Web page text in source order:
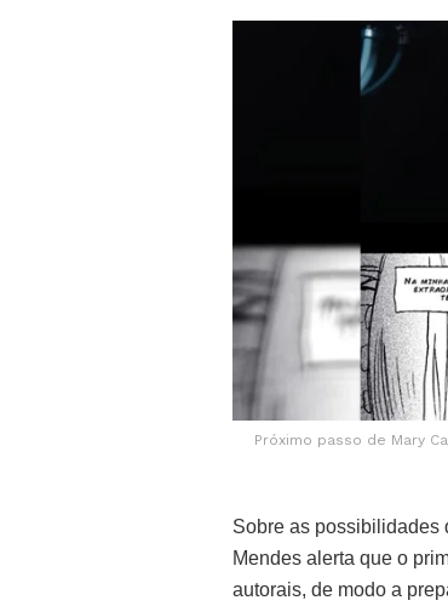
Próximo passo de Mary
Sobre as possibilidades
Mendes alerta que o
autorais, de modo a